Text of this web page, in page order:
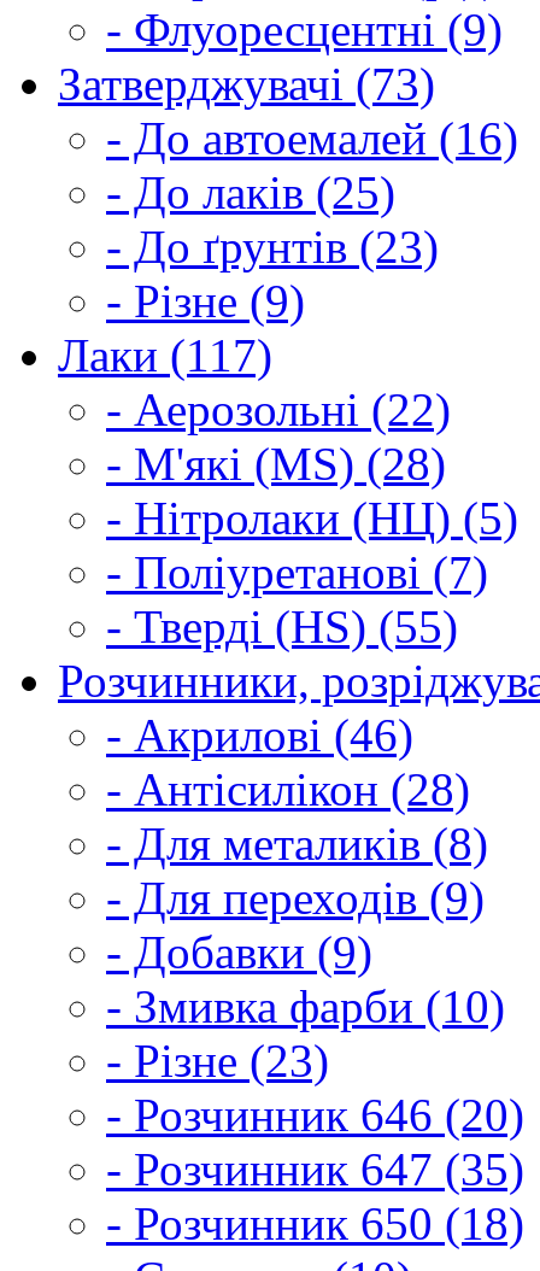
- Флуоресцентні (9)
Затверджувачі (73)
- До автоемалей (16)
- До лаків (25)
- До ґрунтів (23)
- Різне (9)
Лаки (117)
- Аерозольні (22)
- М'які (MS) (28)
- Нітролаки (НЦ) (5)
- Поліуретанові (7)
- Тверді (HS) (55)
Розчинники,
- Акрилові (46)
- Антісилікон (28)
- Для металиків (8)
- Для переходів (9)
- Добавки (9)
- Змивка фарби (10)
- Різне (23)
- Розчинник 646 (20)
- Розчинник 647 (35)
- Розчинник 650 (18)